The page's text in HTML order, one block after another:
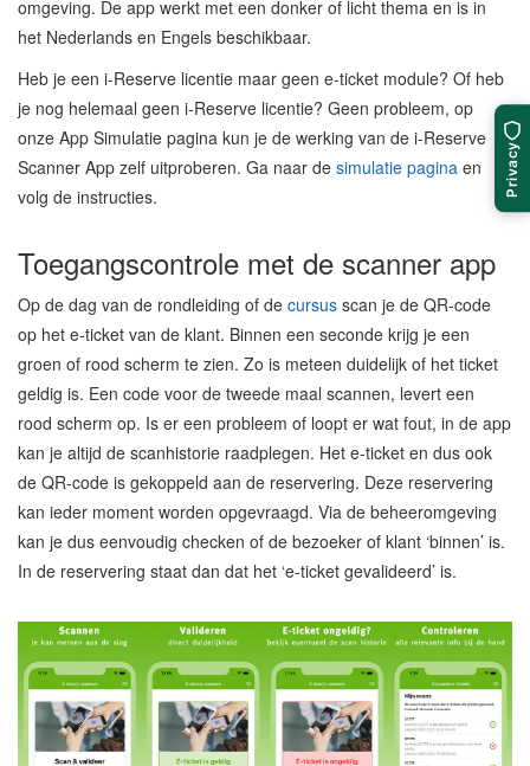
omgeving. De app werkt met een donker of licht thema en is in
het Nederlands en Engels beschikbaar.
Heb je een i-Reserve licentie maar geen e-ticket module? Of heb
je nog helemaal geen i-Reserve licentie? Geen probleem, op
onze App Simulatie pagina kun je de werking van de i-Reserve
Scanner App zelf uitproberen. Ga naar de simulatie pagina en
volg de instructies.
Toegangscontrole met de scanner app
Op de dag van de rondleiding of de cursus scan je de QR-code
op het e-ticket van de klant. Binnen een seconde krijg je een
groen of rood scherm te zien. Zo is meteen duidelijk of het ticket
geldig is. Een code voor de tweede maal scannen, levert een
rood scherm op. Is er een probleem of loopt er wat fout, in de app
kan je altijd de scanhistorie raadplegen. Het e-ticket en dus ook
de QR-code is gekoppeld aan de reservering. Deze reservering
kan ieder moment worden opgevraagd. Via de beheeromgeving
kan je dus eenvoudig checken of de bezoeker of klant ‘binnen’ is.
In de reservering staat dan dat het ‘e-ticket gevalideerd’ is.
Privacy